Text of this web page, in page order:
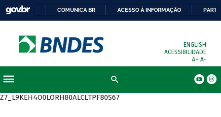
COMUNICA BR ACESSO À INFORMAÇÃO
ENGLISH
ACESSIBILIDADE
A+ A-
Z7_L9KEH4O0LORH80ALCLTPF80S67